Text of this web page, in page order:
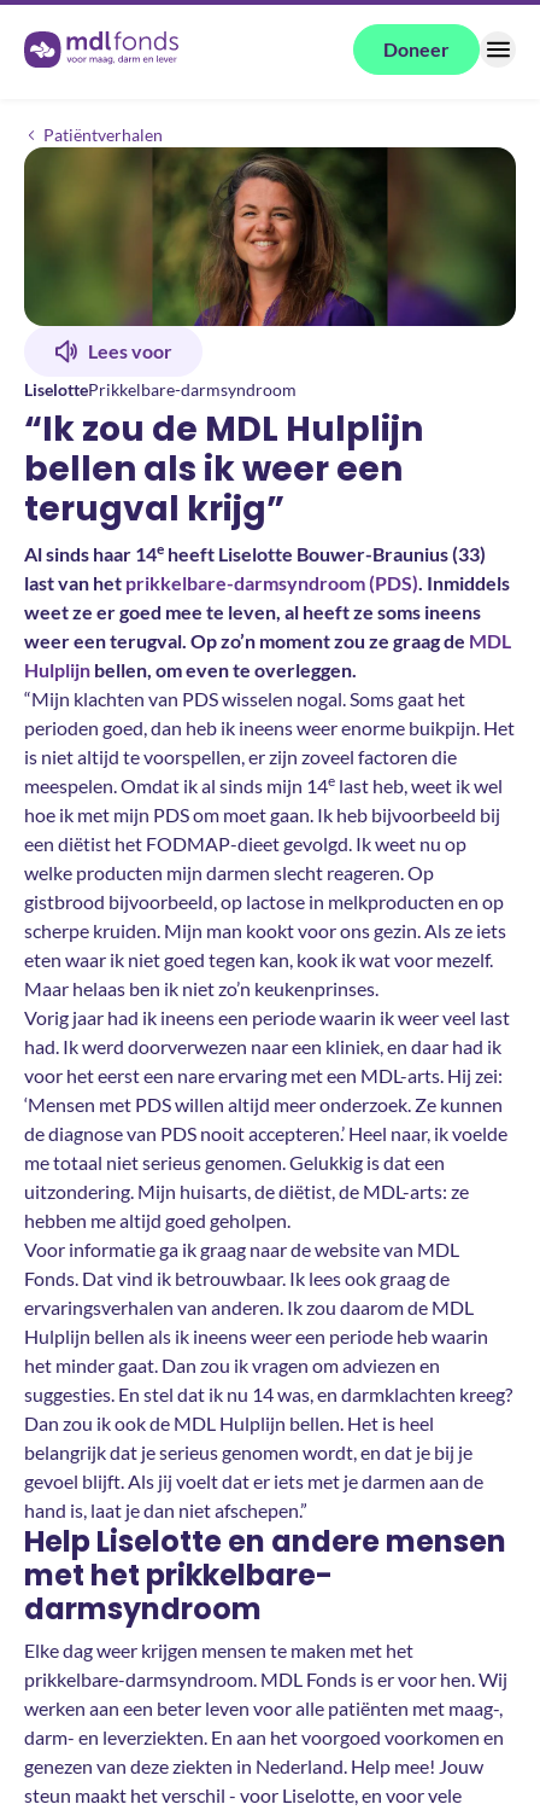
Terug naar de homepage Doneer
Patiëntverhalen
“Ik zou de MDL Hulplijn bellen als ik weer een terugval krijg”
Lees voor
“Ik zou de MDL Hulplijn
bellen als ik weer een
terugval krijg”
LiselottePrikkelbare-darmsyndroom
Al sinds haar 14e heeft Liselotte Bouwer-Braunius (33)
last van het prikkelbare-darmsyndroom (PDS). Inmiddels
weet ze er goed mee te leven, al heeft ze soms ineens
weer een terugval. Op zo’n moment zou ze graag de MDL
Hulplijn bellen, om even te overleggen.
“Mijn klachten van PDS wisselen nogal. Soms gaat het
perioden goed, dan heb ik ineens weer enorme buikpijn. Het
is niet altijd te voorspellen, er zijn zoveel factoren die
meespelen. Omdat ik al sinds mijn 14e last heb, weet ik wel
hoe ik met mijn PDS om moet gaan. Ik heb bijvoorbeeld bij
een diëtist het FODMAP-dieet gevolgd. Ik weet nu op
welke producten mijn darmen slecht reageren. Op
gistbrood bijvoorbeeld, op lactose in melkproducten en op
scherpe kruiden. Mijn man kookt voor ons gezin. Als ze iets
eten waar ik niet goed tegen kan, kook ik wat voor mezelf.
Maar helaas ben ik niet zo’n keukenprinses.
Vorig jaar had ik ineens een periode waarin ik weer veel last
had. Ik werd doorverwezen naar een kliniek, en daar had ik
voor het eerst een nare ervaring met een MDL-arts. Hij zei:
‘Mensen met PDS willen altijd meer onderzoek. Ze kunnen
de diagnose van PDS nooit accepteren.’ Heel naar, ik voelde
me totaal niet serieus genomen. Gelukkig is dat een
uitzondering. Mijn huisarts, de diëtist, de MDL-arts: ze
hebben me altijd goed geholpen.
Voor informatie ga ik graag naar de website van MDL
Fonds. Dat vind ik betrouwbaar. Ik lees ook graag de
ervaringsverhalen van anderen. Ik zou daarom de MDL
Hulplijn bellen als ik ineens weer een periode heb waarin
het minder gaat. Dan zou ik vragen om adviezen en
suggesties. En stel dat ik nu 14 was, en darmklachten kreeg?
Dan zou ik ook de MDL Hulplijn bellen. Het is heel
belangrijk dat je serieus genomen wordt, en dat je bij je
gevoel blijft. Als jij voelt dat er iets met je darmen aan de
hand is, laat je dan niet afschepen.”
Help Liselotte en andere mensen
met het prikkelbare-
darmsyndroom
Elke dag weer krijgen mensen te maken met het
prikkelbare-darmsyndroom. MDL Fonds is er voor hen. Wij
werken aan een beter leven voor alle patiënten met maag-,
darm- en leverziekten. En aan het voorgoed voorkomen en
genezen van deze ziekten in Nederland. Help mee! Jouw
steun maakt het verschil - voor Liselotte, en voor vele